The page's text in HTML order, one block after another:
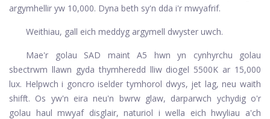
argymhellir yw 10,000. Dyna beth sy'n dda i'r mwyafrif.
Weithiau, gall eich meddyg argymell dwyster uwch.
Mae'r golau SAD maint A5 hwn yn cynhyrchu golau
sbectrwm llawn gyda thymheredd lliw diogel 5500K ar 15,000
lux. Helpwch i goncro iselder tymhorol dwys, jet lag, neu waith
shifft. Os yw'n eira neu'n bwrw glaw, darparwch ychydig o'r
golau haul mwyaf disglair, naturiol i wella eich hwyliau a'ch